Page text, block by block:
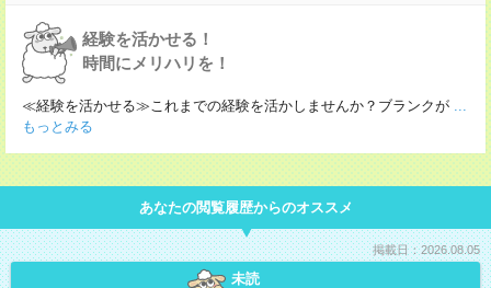
経験を活かせる！
時間にメリハリを！
≪経験を活かせる≫これまでの経験を活かしませんか？ブランクが ...
もっとみる
あなたの閲覧履歴からのオススメ
掲載日：2026.08.05
未読